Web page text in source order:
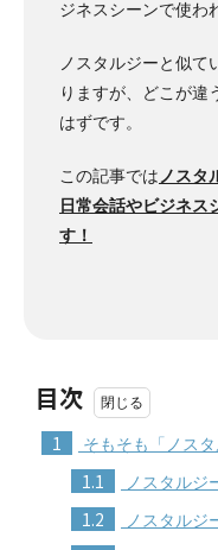
ジネスシーンで使わ
ノスタルジーと似て
りますが、どこが違
はずです。
この記事では ノスタ
日常会話やビジネス
す！
目次
1 そもそも「ノス
1.1 ノスタルジ
1.2 ノスタルジ